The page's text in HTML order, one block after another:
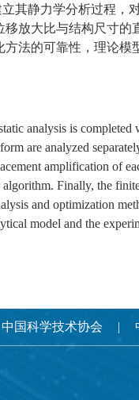
其静力学分析过程，
放大比与结构尺寸的
法的可靠性，理论模
analysis is completed
are analyzed
amplification of
Finally, the
and optimization
model and the
中国科学技术协会